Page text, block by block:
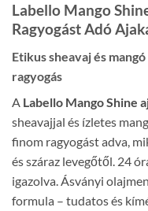
Labello Mango
Ragyogást Adó
Etikus sheavaj és
ragyogás
A Labello Mango Shine
sheavajjal és ízletes
finom ragyogást adva,
és száraz levegőtől. 24
igazolva. Ásványi
formula – tudatos és